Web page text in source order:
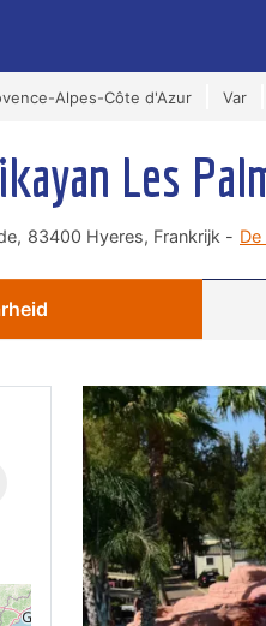
Alpes-Côte d'Azur Var
Les
83400 Hyeres, Frankrijk -